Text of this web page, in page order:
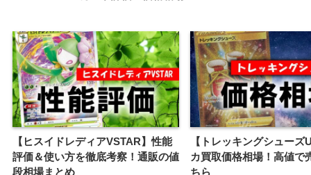
【ヒスイドレディアVSTAR】性能
評価＆使い方を徹底考察！通販の値
段相場まとめ
【トレッキングシューズ
カ買取価格相場！高値で
ちら